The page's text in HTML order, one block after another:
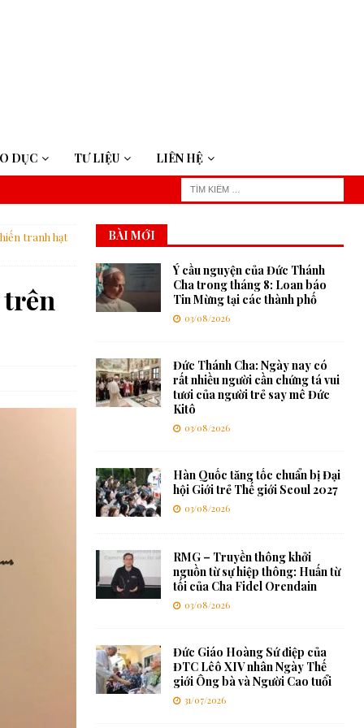
DỤC TƯ LIỆU LIÊN HỆ
tranh hạt
BÀI MỚI
Ý cầu nguyện của Đức Thánh
Cha trong tháng 8: Loan báo
Tin Mừng tại các thành phố
03/08/2026
Đức Thánh Cha: Ngày nay có
rất nhiều người cần chứng tá vui
tươi của người trẻ say mê Đức
Kitô
03/08/2026
Hàn Quốc tăng tốc chuẩn bị Đại
hội Giới trẻ Thế giới Seoul 2027
03/08/2026
RMG – Truyền thông khởi
nguồn từ sự hiệp thông: Huấn từ
tối của Cha Fidel Orendain
03/08/2026
Đức Giáo Hoàng Sứ điệp của
ĐTC Lêô XIV nhân Ngày Thế
giới Ông bà và Người Cao tuổi
31/07/2026